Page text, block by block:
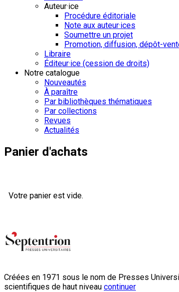
Auteur·ice
Procédure éditoriale
Note aux auteur·ices
Soumettre un projet
Promotion, diffusion, dépôt-
Libraire
Éditeur·ice (cession de droits)
Notre catalogue
Nouveautés
À paraître
Par bibliothèques thématiques
Par collections
Revues
Actualités
Panier d'achats
Votre panier est vide.
Créées en 1971 sous le nom de Presses
scientifiques de haut niveau continuer